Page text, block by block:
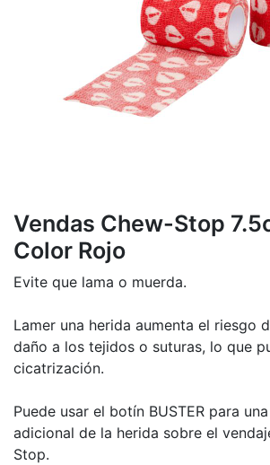
Vendas Chew-Stop
Color Rojo
Evite que lama o muerda.
Lamer una herida aumenta el riesgo
daño a los tejidos o suturas, lo que
cicatrización.
Puede usar el botín BUSTER para
adicional de la herida sobre el
Stop.